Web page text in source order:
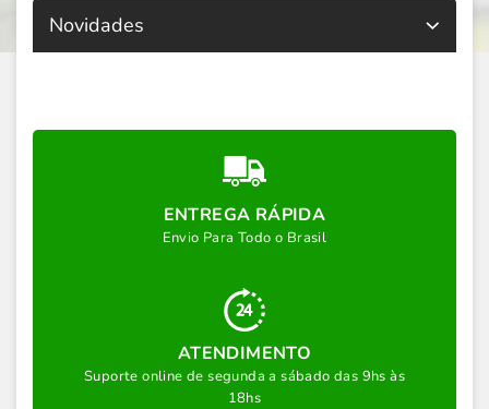
Novidades
ENTREGA RÁPIDA
Envio Para Todo o Brasil
ATENDIMENTO
Suporte online de segunda a sábado das 9hs às
18hs